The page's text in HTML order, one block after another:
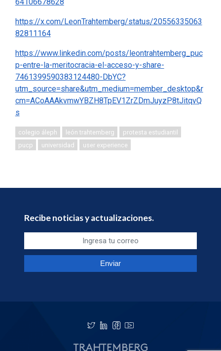
https://x.com/LeonTrahtemberg/status/20556335063
82811164
https://www.linkedin.com/posts/leontrahtemberg_puc
p-entre-la-meritocracia-el-acceso-y-share-
7461399590383124480-DbYC?
utm_source=share&utm_medium=member_desktop&r
cm=ACoAAAkvmwYBZH8TpEV1ZrZDmJuyzP8tJitqvQ
s
colegio áleph león trahtemberg
protesta estudiantil
pucp
universidad user experience
Recibe noticias y actualizaciones.